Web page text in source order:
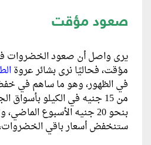
صعود مؤقت
يرى واصل أن صعود الخضروات
مؤقت، فحاليًا نرى بشائر عروة
في الظهور، وهو ما ساهم في
من 15 جنيه في الكيلو
بنحو 20 جنيه الأسبوع
ستنخفض أسعار باقي